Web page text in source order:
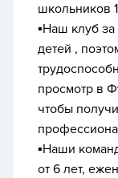
школьников
▪️Наш клуб
детей ,
просмотр в
чтобы
▪️Наши
от 6 лет,